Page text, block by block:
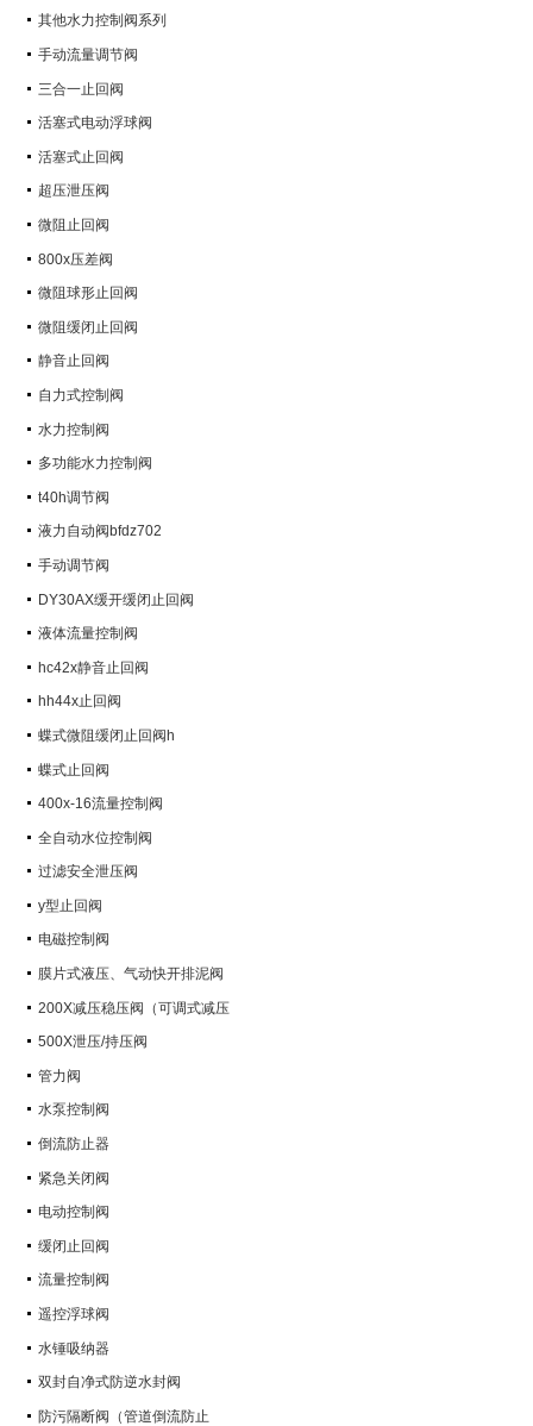
其他水力控制阀系列
手动流量调节阀
三合一止回阀
活塞式电动浮球阀
活塞式止回阀
超压泄压阀
微阻止回阀
800x压差阀
微阻球形止回阀
微阻缓闭止回阀
静音止回阀
自力式控制阀
水力控制阀
多功能水力控制阀
t40h调节阀
液力自动阀bfdz702
手动调节阀
DY30AX缓开缓闭止回阀
液体流量控制阀
hc42x静音止回阀
hh44x止回阀
蝶式微阻缓闭止回阀h
蝶式止回阀
400x-16流量控制阀
全自动水位控制阀
过滤安全泄压阀
y型止回阀
电磁控制阀
膜片式液压、气动快开排泥阀
200X减压稳压阀（可调式减压
阀）
500X泄压/持压阀
管力阀
水泵控制阀
倒流防止器
紧急关闭阀
电动控制阀
缓闭止回阀
流量控制阀
遥控浮球阀
水锤吸纳器
双封自净式防逆水封阀
防污隔断阀（管道倒流防止